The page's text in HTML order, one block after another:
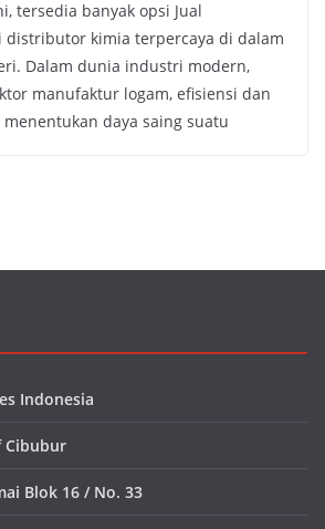
tersedia banyak opsi Jual
distributor kimia terpercaya di dalam
Dalam dunia industri modern,
manufaktur logam, efisiensi dan
daya saing suatu
Indonesia
Cibubur
Blok 16 / No. 33